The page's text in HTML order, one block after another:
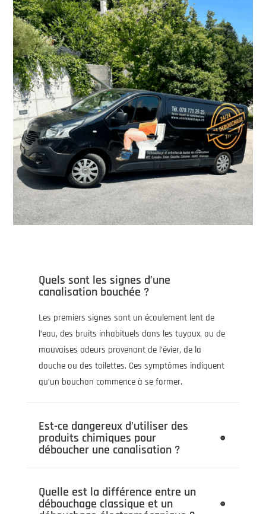
Quels sont les signes d’une
canalisation bouchée ?
Les premiers signes sont un écoulement lent de
l’eau, des bruits inhabituels dans les tuyaux, ou de
mauvaises odeurs provenant de l’évier, de la
douche ou des toilettes. Ces symptômes indiquent
qu’un bouchon commence à se former.
Est-ce dangereux d’utiliser des
produits chimiques pour
déboucher une canalisation ?
Quelle est la différence entre un
débouchage classique et un